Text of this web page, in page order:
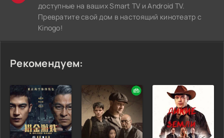
доступные на ваших Smart TV и Android TV.
Превратите свой дом в настоящий кинотеатр с
Kinogo!
Рекомендуем: